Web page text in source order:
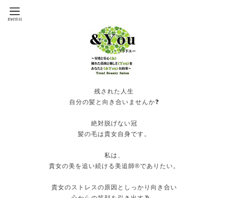
残された人生
自分の髪と向き合いませんか❓
絶対脱げない冠
髪の毛は貴女自身です。
私は、
貴女の美を追い続ける美追師®️でありたい。
貴女のストレスの原因としっかり向き合い